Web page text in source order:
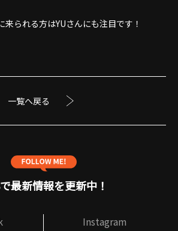
られる方はYUさんにも注目です！
一覧へ戻る
最新情報を更新中！
Instagram